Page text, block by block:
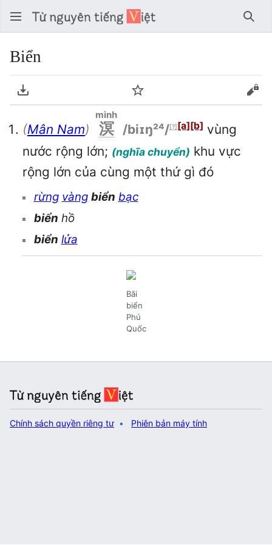
Tìm
Biển
Tải về PDF Theo dõi
(Mân Nam) 溟
minh
/biɪŋ²⁴/[?] [a][b] vùng
nước rộng lớn; (nghĩa chuyển) khu vực
rộng lớn của cùng một thứ gì đó
rừng vàng biển bạc
biển hồ
biển lửa
Bãi
biển
Phú
Quốc
Chính sách quyền riêng tư Phiên bản máy tính